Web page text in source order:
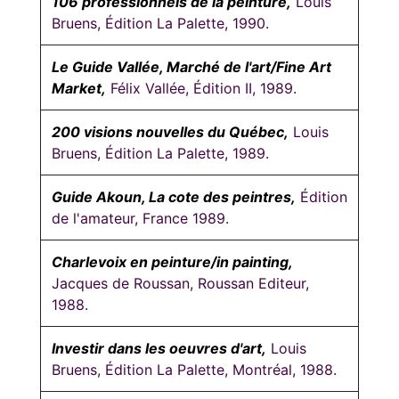
Bruens, Édition La Palette, 1990.
Le Guide Vallée, Marché de l'art/Fine Art
Market, Félix Vallée, Édition II, 1989.
200 visions nouvelles du Québec, Louis
Bruens, Édition La Palette, 1989.
Guide Akoun, La cote des peintres, Édition
de l'amateur, France 1989.
Charlevoix en peinture/in painting,
Jacques de Roussan, Roussan Editeur,
1988.
Investir dans les oeuvres d'art, Louis
Bruens, Édition La Palette, Montréal, 1988.